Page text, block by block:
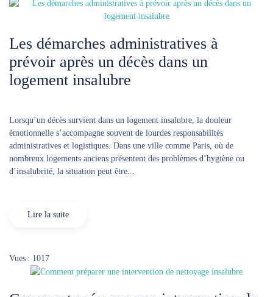
Les démarches administratives à
prévoir après un décès dans un
logement insalubre
Lorsqu’un décès survient dans un logement insalubre, la douleur
émotionnelle s’accompagne souvent de lourdes responsabilités
administratives et logistiques. Dans une ville comme Paris, où de
nombreux logements anciens présentent des problèmes d’hygiène ou
d’insalubrité, la situation peut être...
Lire la suite
Vues : 1017